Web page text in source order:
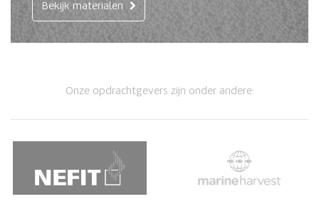
Bekijk materialen
Onze opdrachtgevers zijn onder andere: